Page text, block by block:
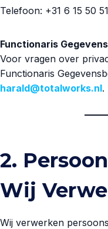
Telefoon: +31 6 15 50
Functionaris
Voor vragen over
Functionaris
harald@totalworks.nl.
2.
Wij
Wij verwerken